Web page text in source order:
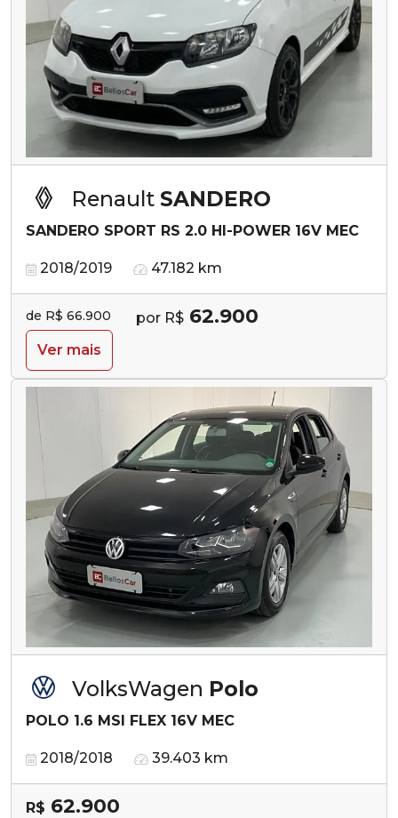
Renault SANDERO
SANDERO SPORT RS 2.0 HI-POWER 16V MEC
2018/2019 47.182 km
de R$ 66.900 por R$ 62.900
Ver mais
VolksWagen Polo
POLO 1.6 MSI FLEX 16V MEC
2018/2018 39.403 km
R$ 62.900